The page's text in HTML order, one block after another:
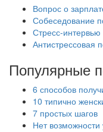
Вопрос о
Собеседование
Стресс-интервью
Антистрессовая
Популярные
6 способов
10 типично
7 простых шагов
Нет возможности